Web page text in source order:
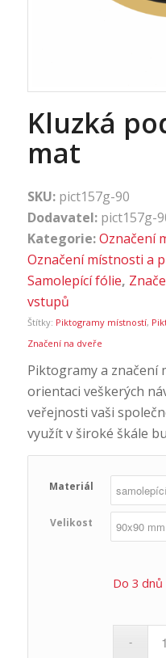
Kluzká
mat
SKU: pict157g-90
Dodavatel: pict157g-
Kategorie:Označení
Označení místnosti a
Samolepící fólie,
vstupů
Štítky: Piktogramy místností,
Značení na dveře
Piktogramy a značení
orientaci veškerých
veřejnosti vaši
využít v široké škále
Materiál
Velikost
Do 3 dnů